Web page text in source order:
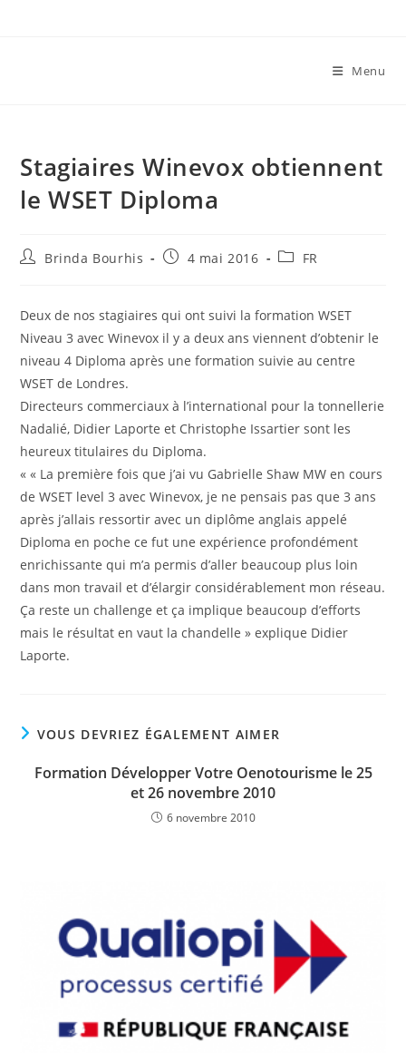
Menu
Stagiaires Winevox obtiennent
le WSET Diploma
Auteur/autrice
publication :
Brinda Bourhis
Publication
4 mai 2016
PostFR
Deux de nos stagiaires qui ont suivi la formation WSET
Niveau 3 avec Winevox il y a deux ans viennent d’obtenir le
niveau 4 Diploma après une formation suivie au centre
WSET de Londres.
Directeurs commerciaux à l’international pour la tonnellerie
Nadalié, Didier Laporte et Christophe Issartier sont les
heureux titulaires du Diploma.
« « La première fois que j’ai vu Gabrielle Shaw MW en cours
de WSET level 3 avec Winevox, je ne pensais pas que 3 ans
après j’allais ressortir avec un diplôme anglais appelé
Diploma en poche ce fut une expérience profondément
enrichissante qui m’a permis d’aller beaucoup plus loin
dans mon travail et d’élargir considérablement mon réseau.
Ça reste un challenge et ça implique beaucoup d’efforts
mais le résultat en vaut la chandelle » explique Didier
Laporte.
VOUS DEVRIEZ ÉGALEMENT AIMER
Formation Développer Votre Oenotourisme le 25
et 26 novembre 2010
6 novembre 2010